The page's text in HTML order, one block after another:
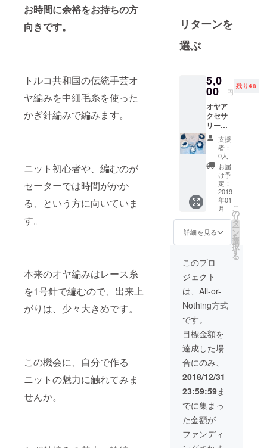
お時間に余裕をお持ちの方
向きです。
トルコ共和国の伝統手芸オ
ヤ編みを中細毛糸を使った
かぎ針編みで編みます。
ニット初心者や、編むのが
セーターでは時間がかか
る、という方に向いていま
す。
本来のオヤ編みはレース糸
を1号針で編むので、出来上
がりは、少々大きめです。
この機会に、自分で作る
ニットの魅力に触れてみま
せんか。
て、かわい
リターンを
選ぶ
5,0
00 円
残り48
オヤア
クセサ
リー作
りを楽
しも
う！
に、ご
参加い
ただけ
ます。
プロ
ジェク
ト成立
後、こ
ちらで
予約し
た各施
設の日
時を表
示した
往復葉
書、ま
メール
をお送
りしま
す。ご
希望の
ものに
チェッ
クを入
れて、
返信し
てくだ
さい。
支援
者：
0人
お届
け予
定：
2019
年01
月
詳細を見る
こ
の
リ
タ
ー
ン
を
選
択
す
る
このプロ
ジェクト
は、All-or-
Nothing方式
です。
目標金額を
達成した場
合にのみ、
2018/12/31
23:59:59ま
でに集まっ
た金額が
ファンディ